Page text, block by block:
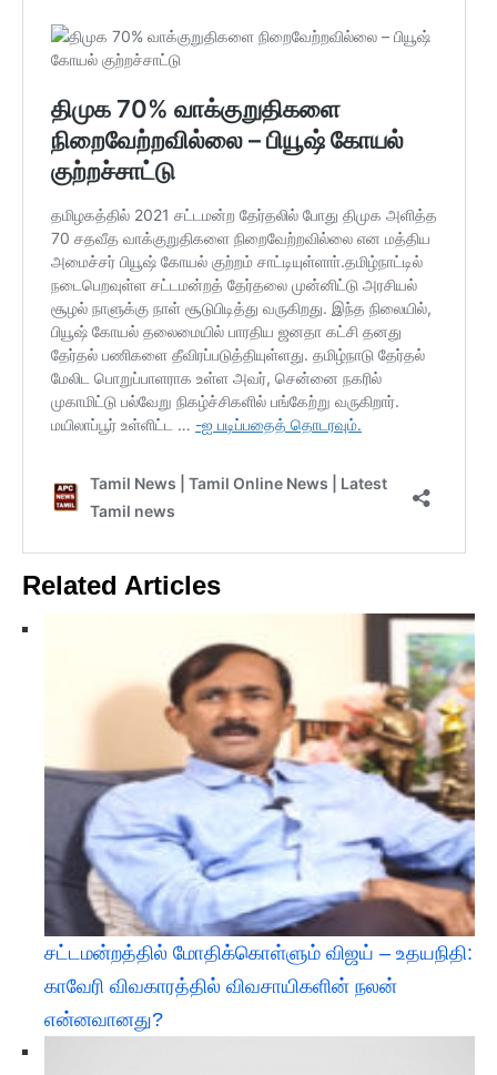
Related Articles
சட்டமன்றத்தில் மோதிக்கொள்ளும் விஜய் – உதயநிதி:
காவேரி விவகாரத்தில் விவசாயிகளின் நலன்
என்னவானது?